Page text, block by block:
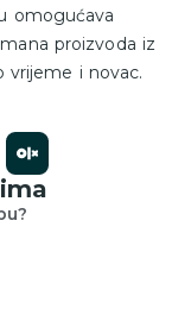
omogućava
proizvoda iz
vrijeme i novac.